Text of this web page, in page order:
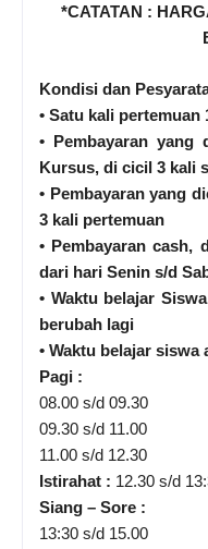
*CATATAN :
Kondisi dan
• Satu kali pertemuan
• Pembayaran yang
Kursus, di cicil 3 kali
• Pembayaran yang
3 kali pertemuan
• Pembayaran cash,
dari hari Senin s/d
• Waktu belajar
berubah lagi
• Waktu belajar siswa
Pagi :
08.00 s/d 09.30
09.30 s/d 11.00
11.00 s/d 12.30
Istirahat : 12.30 s/d
Siang – Sore :
13:30 s/d 15.00